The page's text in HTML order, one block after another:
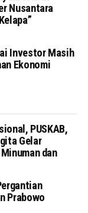
Nusantara
Investor Masih
Ekonomi
PUSKAB,
Gelar
dan
Prabowo